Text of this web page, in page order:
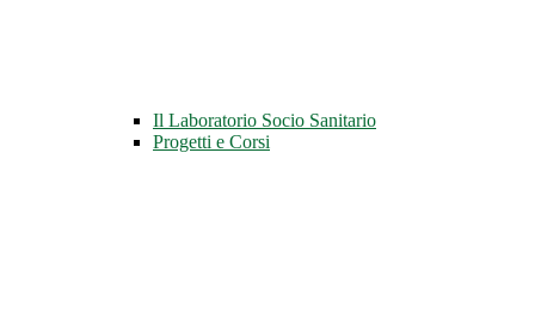
Il Laboratorio Socio Sanitario
Progetti e Corsi